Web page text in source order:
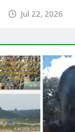
Jul 22, 2026